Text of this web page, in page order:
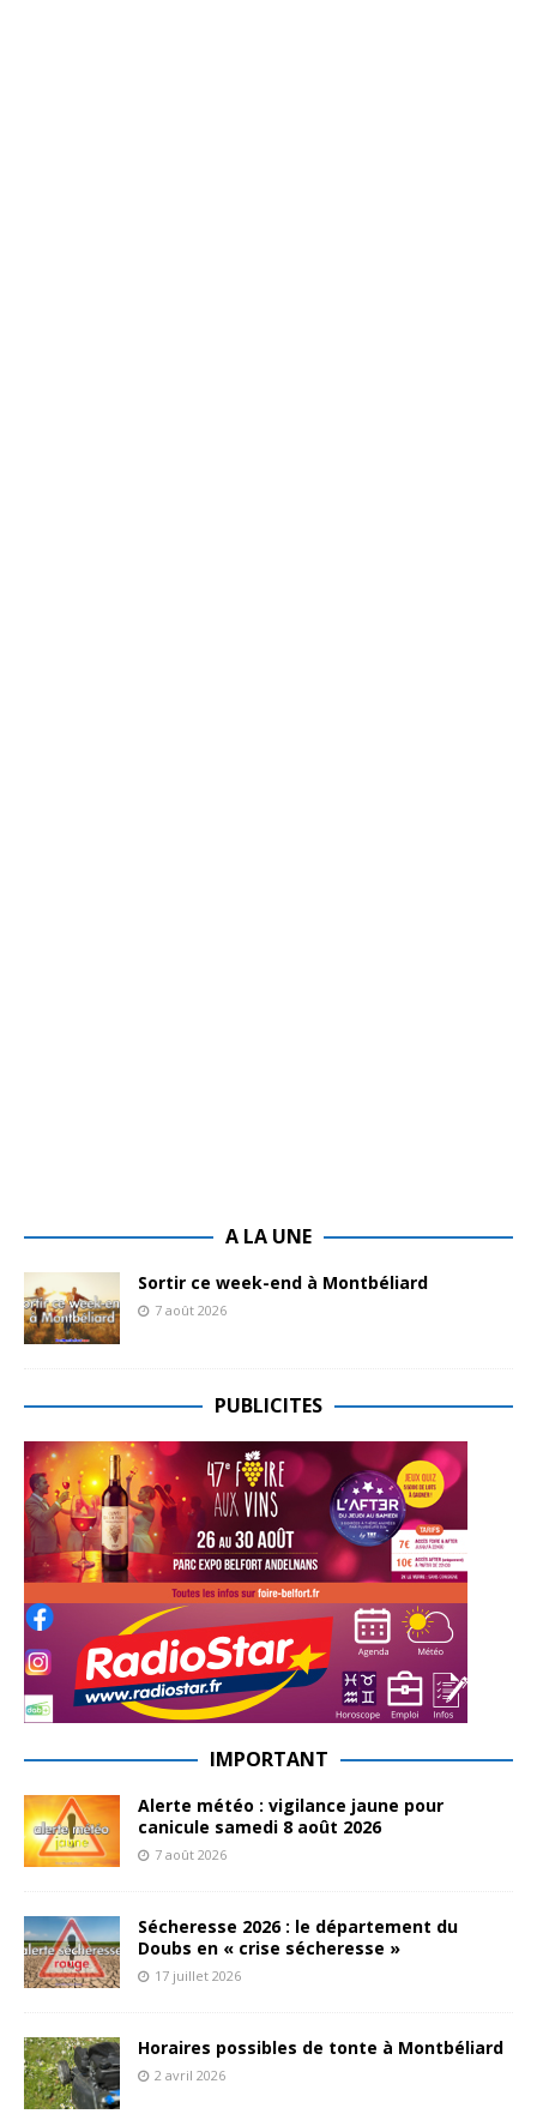
A LA UNE
Sortir ce week-end à Montbéliard
7 août 2026
PUBLICITES
IMPORTANT
Alerte météo : vigilance jaune pour
canicule samedi 8 août 2026
7 août 2026
Sécheresse 2026 : le département du
Doubs en « crise sécheresse »
17 juillet 2026
Horaires possibles de tonte à Montbéliard
2 avril 2026